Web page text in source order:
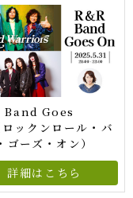
Band Goes
ックンロール・バ
ゴーズ・オン）
詳細はこちら